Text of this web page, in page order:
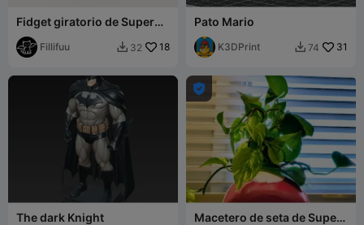
Fidget giratorio de Super
Mario
Fillifuu  32 18
Pato Mario
K3DPrint  74 31
The dark Knight

Macetero de seta de Super